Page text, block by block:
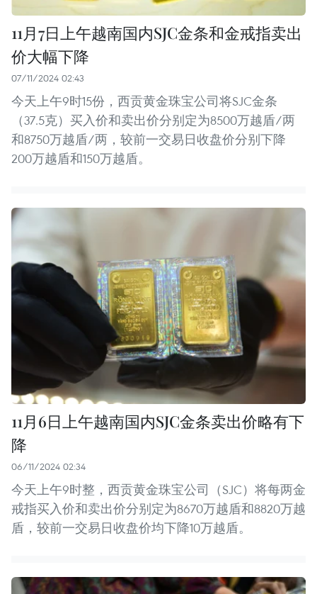
11月7日上午越南国内SJC金条和金戒指卖出
价大幅下降
07/11/2024 02:43
今天上午9时15份，西贡黄金珠宝公司将SJC金条
（37.5克）买入价和卖出价分别定为8500万越盾/两
和8750万越盾/两，较前一交易日收盘价分别下降
200万越盾和150万越盾。
11月6日上午越南国内SJC金条卖出价略有下
降
06/11/2024 02:34
今天上午9时整，西贡黄金珠宝公司（SJC）将每两金
戒指买入价和卖出价分别定为8670万越盾和8820万越
盾，较前一交易日收盘价均下降10万越盾。